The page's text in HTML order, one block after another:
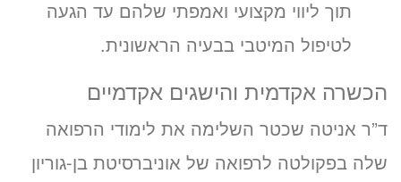
תוך ליווי מקצועי ואמפתי שלהם עד הגעה
לטיפול המיטבי בבעיה הראשונית.
הכשרה אקדמית והישגים אקדמיים
ד”ר אניטה שכטר השלימה את לימודי הרפואה
שלה בפקולטה לרפואה של אוניברסיטת בן-גוריון